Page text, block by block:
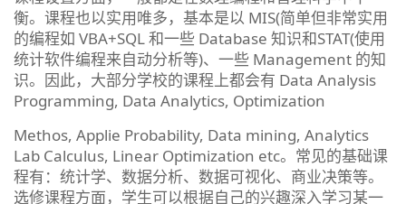
衡。课程也以实用唯多，基本是以 MIS(简单但非常实用
的编程如 VBA+SQL 和一些 Database 知识和STAT(使用
统计软件编程来自动分析等)、一些 Management 的知
识。因此，大部分学校的课程上都会有 Data Analysis
Programming, Data Analytics, Optimization
Methos, Applie Probability, Data mining, Analytics
Lab Calculus, Linear Optimization etc。常见的基础课
程有：统计学、数据分析、数据可视化、商业决策等。
选修课程方面，学生可以根据自己的兴趣深入学习某一